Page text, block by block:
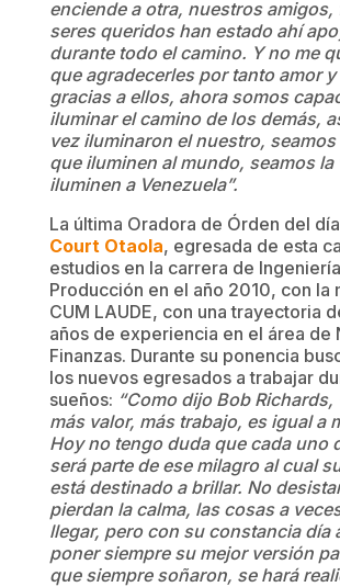
enciende a otra, nuestros amigos,
seres queridos han estado ahí
durante todo el camino. Y no me
que agradecerles por tanto amor
gracias a ellos, ahora somos
iluminar el camino de los demás,
vez iluminaron el nuestro, seamos
que iluminen al mundo, seamos la
iluminen a Venezuela”.
La última Oradora de Órden del
Court Otaola, egresada de esta
estudios en la carrera de
Producción en el año 2010, con la
CUM LAUDE, con una trayectoria
años de experiencia en el área de
Finanzas. Durante su ponencia
los nuevos egresados a trabajar
sueños: “Como dijo Bob
más valor, más trabajo, es igual a
Hoy no tengo duda que cada uno
será parte de ese milagro al cual
está destinado a brillar. No
pierdan la calma, las cosas a
llegar, pero con su constancia día
poner siempre su mejor versión
que siempre soñaron, se hará